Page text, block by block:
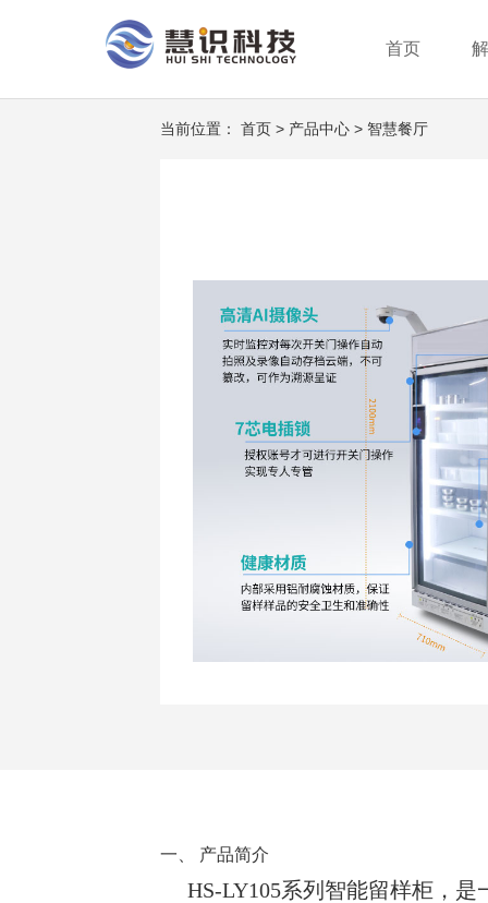
首页
当前位置： 首页> 产品中心> 智慧餐厅
一、 产品简介
HS-LY105系列智能留样柜，